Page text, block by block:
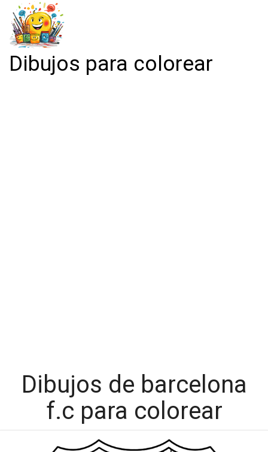
Dibujos para colorear
Dibujos de barcelona
f.c para colorear